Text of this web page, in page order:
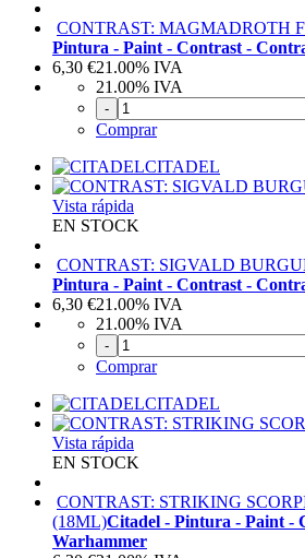
CONTRAST: MAGMADROTH
Pintura - Paint - Contrast -
6,30 €21.00% IVA
21.00% IVA
-
Comprar
CITADEL
Vista rápida
EN STOCK
CONTRAST: SIGVALD
Pintura - Paint - Contrast -
6,30 €21.00% IVA
21.00% IVA
-
Comprar
CITADEL
Vista rápida
EN STOCK
CONTRAST: STRIKING
(18ML)Citadel - Pintura - Paint -
Warhammer